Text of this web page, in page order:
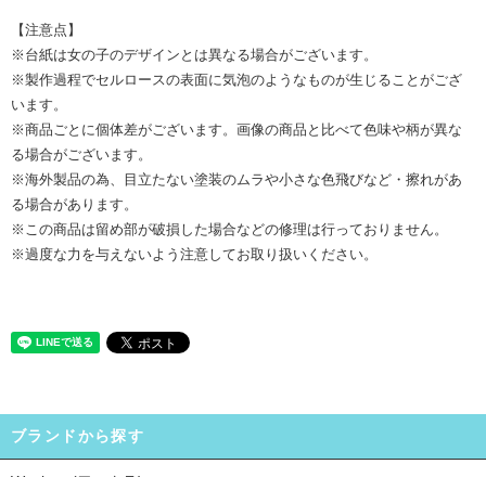
【注意点】
※台紙は女の子のデザインとは異なる場合がございます。
※製作過程でセルロースの表面に気泡のようなものが生じることがござ
います。
※商品ごとに個体差がございます。画像の商品と比べて色味や柄が異な
る場合がございます。
※海外製品の為、目立たない塗装のムラや小さな色飛びなど・擦れがあ
る場合があります。
※この商品は留め部が破損した場合などの修理は行っておりません。
※過度な力を与えないよう注意してお取り扱いください。
ブランドから探す